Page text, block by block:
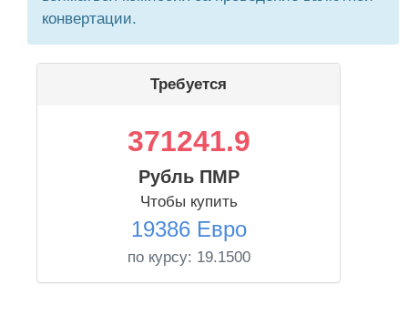
конвертации.
Требуется
371241.9
Рубль ПМР
Чтобы купить
19386 Евро
по курсу: 19.1500